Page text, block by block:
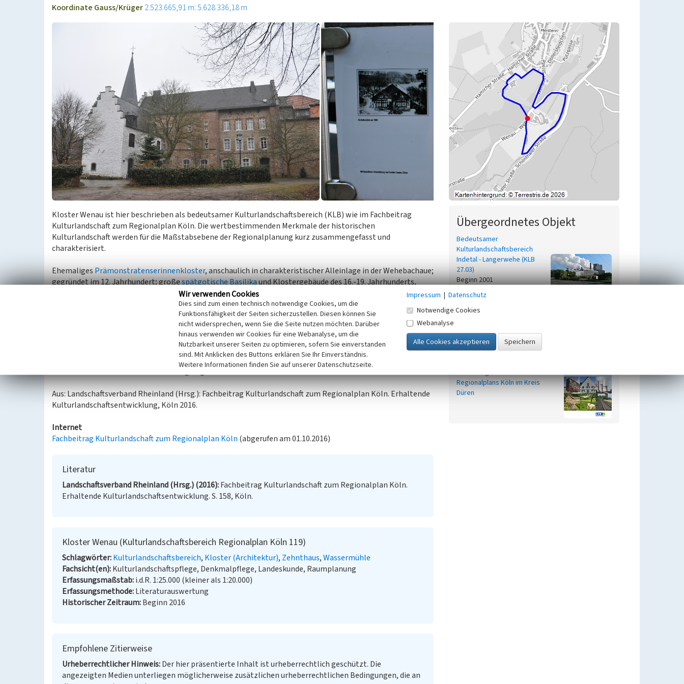
Koordinate Gauss/Krüger2.523.665,91 m: 5.628.336,18 m
Kloster Wenau ist hier beschrieben als bedeutsamer Kulturlandschaftsbereich (KLB) wie im Fachbeitrag
Kulturlandschaft zum Regionalplan Köln. Die wertbestimmenden Merkmale der historischen
Kulturlandschaft werden für die Maßstabsebene der Regionalplanung kurz zusammengefasst und
charakterisiert.
EhemaligesPrämonstratenserinnenkloster, anschaulich in charakteristischer Alleinlage in der Wehebachaue;
gegründet im 12. Jahrhundert; großespätgotische Basilikaund Klostergebäude des 16.-19. Jahrhunderts,
großer Wirtschaftshof des 18./19. Jahrhunderts, Gärten und Mauern, Zufahrtsallee;
westlichen Talhang ehemaliger ZehnthofWenauer Höfchen. – Südlich am WehebachKriechelsmühle
Kulturlandschaftliches und denkmalpflegerisches Ziel im Rahmen der Regionalplanung ist eine erhaltende
Kulturlandschaftsentwicklung, insbesondere
Bewahren und Sichern der Elemente, Strukturen und Sichträume von Adelssitzen und Hofanlagen
Aus: Landschaftsverband Rheinland (Hrsg.): Fachbeitrag Kulturlandschaft zum Regionalplan Köln. Erhaltende
Kulturlandschaftsentwicklung, Köln 2016.
Internet
Fachbeitrag Kulturlandschaft zum Regionalplan Köln (abgerufen am 01.10.2016)
Literatur
Landschaftsverband Rheinland (Hrsg.) (2016) Fachbeitrag Kulturlandschaft zum Regionalplan Köln.
Erhaltende Kulturlandschaftsentwicklung. S. 158, Köln.
Kloster Wenau (Kulturlandschaftsbereich Regionalplan Köln 119)
Schlagwörter Kulturlandschaftsbereich Kloster (Architektur) Zehnthaus Wassermühle
Fachsicht(en) Kulturlandschaftspflege, Denkmalpflege, Landeskunde, Raumplanung
Erfassungsmaßstab i.d.R. 1:25.000 (kleiner als 1:20.000)
Erfassungsmethode Literaturauswertung
Historischer Zeitraum Beginn 2016
Empfohlene Zitierweise
Urheberrechtlicher Hinweis Der hier präsentierte Inhalt ist urheberrechtlich geschützt. Die
angezeigten Medien unterliegen möglicherweise zusätzlichen urheberrechtlichen Bedingungen, die an
Übergeordnetes Objekt
Bedeutsamer
Kulturlandschaftsbereich
Indetal - Langerwehe (KLB
27.03)
Beginn 2001
Bedeutsame
Kulturlandschaft Aachener Land
Zugehörig zu 1
im Geltungsbereich des
Regionalplans Köln im Kreis
Düren
Wir verwenden Cookies
Dies sind zum einen technisch notwendige Cookies, um die
Funktionsfähigkeit der Seiten sicherzustellen. Diesen können Sie
nicht widersprechen, wenn Sie die Seite nutzen möchten. Darüber
hinaus verwenden wir Cookies für eine Webanalyse, um die
Nutzbarkeit unserer Seiten zu optimieren, sofern Sie einverstanden
sind. Mit Anklicken des Buttons erklären Sie Ihr Einverständnis.
Weitere Informationen finden Sie auf unserer Datenschutzseite.
Impressum | Datenschutz
Notwendige Cookies
Webanalyse